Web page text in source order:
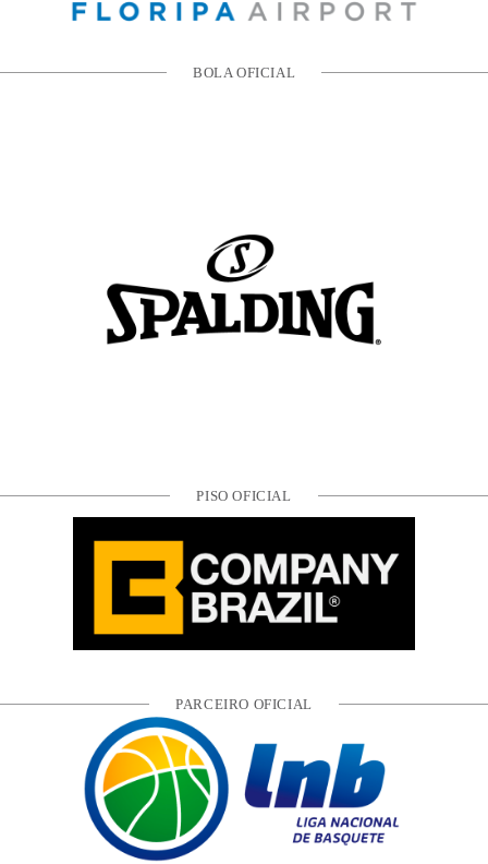
BOLA OFICIAL
PISO OFICIAL
PARCEIRO OFICIAL